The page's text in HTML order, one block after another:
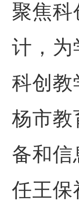
聚焦科
计，为
科创教
杨市教
备和信
任王保